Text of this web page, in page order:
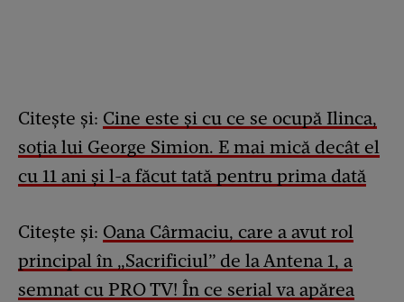
Citește și: Cine este și cu ce se ocupă Ilinca,
soția lui George Simion. E mai mică decât el
cu 11 ani și l-a făcut tată pentru prima dată
Citește și: Oana Cârmaciu, care a avut rol
principal în „Sacrificiul” de la Antena 1, a
semnat cu PRO TV! În ce serial va apărea